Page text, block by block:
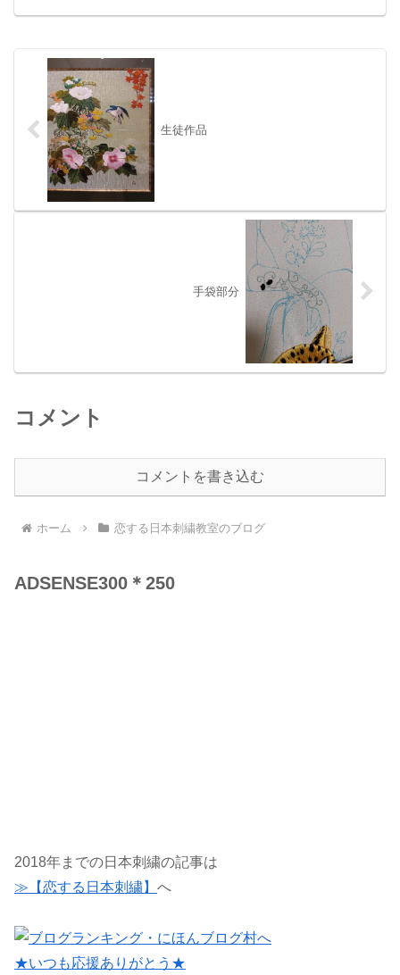
生徒作品
手袋部分
コメント
コメントを書き込む
ホーム 恋する日本刺繍教室のブログ
ADSENSE300＊250
2018年までの日本刺繍の記事は
≫【恋する日本刺繍】 へ
★いつも応援ありがとう★